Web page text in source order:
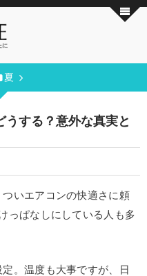
夏
する？意外な真実と
いエアコンの快適さに頼
っぱなしにしている人も多
。温度も大事ですが、日